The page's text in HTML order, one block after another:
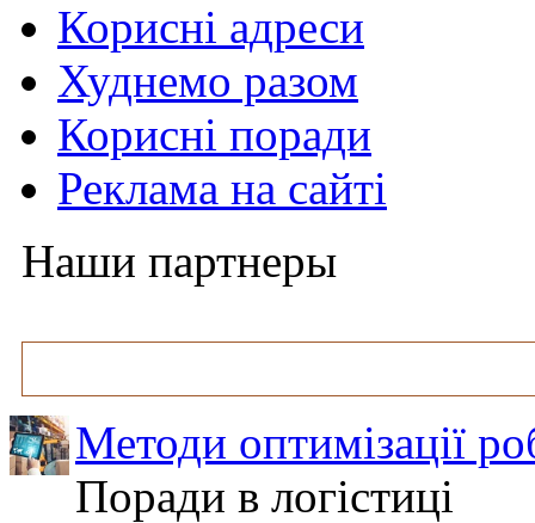
Корисні адреси
Худнемо разом
Корисні поради
Реклама на сайті
Наши партнеры
Методи оптимізації
Поради в логістиці